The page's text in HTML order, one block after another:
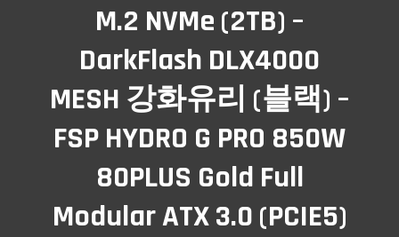
M.2 NVMe (2TB) –
DarkFlash DLX4000
MESH 강화유리 (블랙) –
FSP HYDRO G PRO 850W
80PLUS Gold Full
Modular ATX 3.0 (PCIE5)